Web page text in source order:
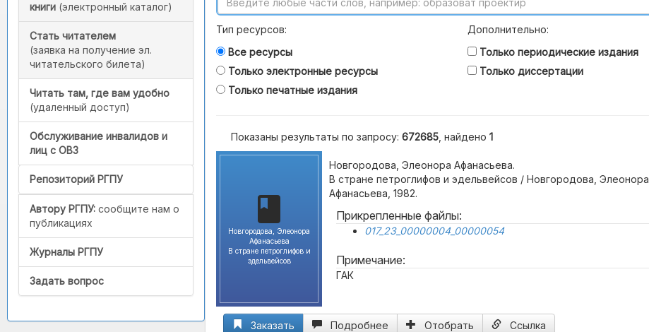
книги (электронный каталог)
Стать читателем
(заявка на получение эл.
читательского билета)
Читать там, где вам удобно
(удаленный доступ)
Обслуживание инвалидов и
лиц с ОВЗ
Репозиторий РГПУ
Автору РГПУ: сообщите нам о
публикациях
Журналы РГПУ
Задать вопрос
Тип ресурсов:
Все ресурсы
Только электронные ресурсы
Только печатные издания
Дополнительно:
Только периодические издания
Только диссертации
Показаны результаты по запросу: 672685 , найдено 1
Новгородова, Элеонора
Афанасьева
В стране петроглифов и
эдельвейсов
Новгородова, Элеонора Афанасьева.
В стране петроглифов и эдельвейсов / Новгородова, Элеонора
Афанасьева, 1982.
Прикрепленные файлы:
017_23_00000004_00000054
Примечание:
ГАК
Заказать Подробнее Отобрать Ссылка